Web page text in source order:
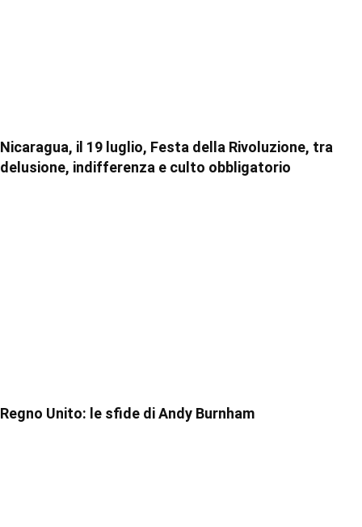
Nicaragua, il 19 luglio, Festa della Rivoluzione, tra
delusione, indifferenza e culto obbligatorio
Regno Unito: le sfide di Andy Burnham